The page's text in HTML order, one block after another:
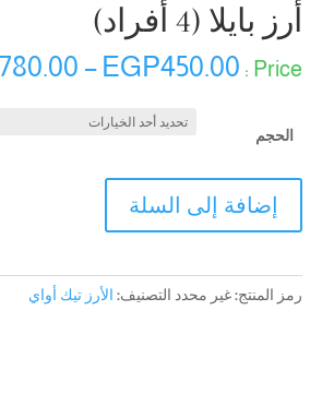
أرز بايلا (4 أفراد)
EGP450.00
–
الحجم
أرز
أفراد)
إضافة إلى السلة
رمز المنتج:غير محدد التصنيف: الأرز تيك أواي